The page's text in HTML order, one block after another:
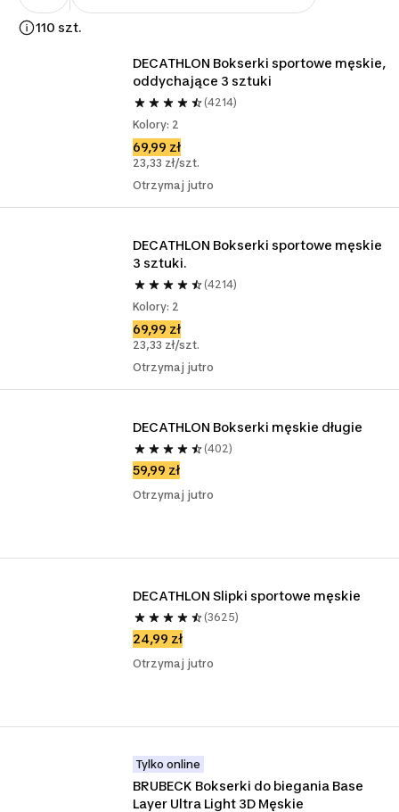
110 szt.
DECATHLON Bokserki sportowe męskie,
oddychające 3 sztuki
(4214)
Kolory: 2
69,99 zł
23,33 zł/szt.
Otrzymaj jutro
DECATHLON Bokserki sportowe męskie
3 sztuki.
(4214)
Kolory: 2
69,99 zł
23,33 zł/szt.
Otrzymaj jutro
DECATHLON Bokserki męskie długie
(402)
59,99 zł
Otrzymaj jutro
DECATHLON Slipki sportowe męskie
(3625)
24,99 zł
Otrzymaj jutro
Tylko online
BRUBECK Bokserki do biegania Base
Layer Ultra Light 3D Męskie